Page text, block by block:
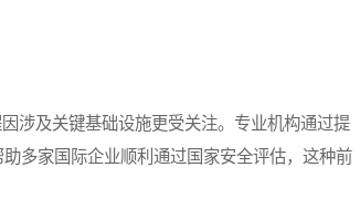
及关键基础设施更受关注。专业机构通过提
多家国际企业顺利通过国家安全评估，这种前